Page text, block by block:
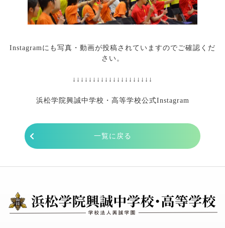
Instagramにも写真・動画が投稿されていますのでご確認くだ
さい。
↓↓↓↓↓↓↓↓↓↓↓↓↓↓↓↓↓↓↓↓
浜松学院興誠中学校・高等学校公式Instagram
一覧に戻る